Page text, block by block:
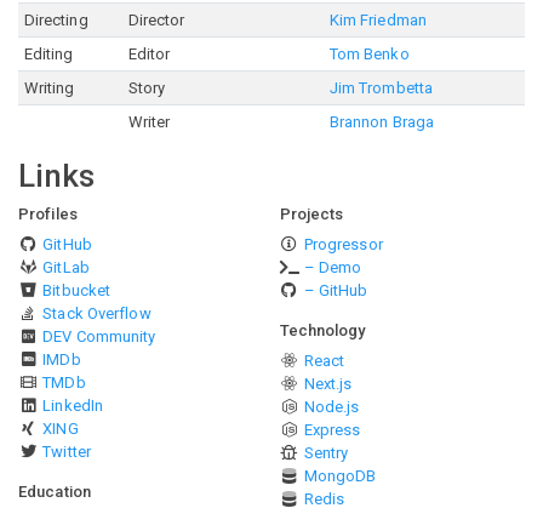
Directing
Director
Kim Friedman
Editing
Editor
Tom Benko
Writing
Story
Jim Trombetta
Writer
Brannon Braga
Links
Profiles
GitHub
GitLab
Bitbucket
Stack Overflow
DEV Community
IMDb
TMDb
LinkedIn
XING
Twitter
Education
Projects
Progressor
– Demo
– GitHub
Technology
React
Next.js
Node.js
Express
Sentry
MongoDB
Redis